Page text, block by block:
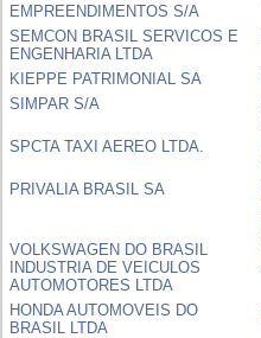
EMPREENDIMENTOS S/A
SEMCON BRASIL SERVICOS E
ENGENHARIA LTDA
KIEPPE PATRIMONIAL SA
SIMPAR S/A
SPCTA TAXI AEREO LTDA.
PRIVALIA BRASIL SA
VOLKSWAGEN DO BRASIL
INDUSTRIA DE VEICULOS
AUTOMOTORES LTDA
HONDA AUTOMOVEIS DO
BRASIL LTDA